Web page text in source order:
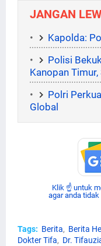
JANGAN
Kapolda:
Polisi
Kanopan
Polri
Global
Klik ☝ untuk
agar anda
Tags: Berita Berita
Dokter Tifa
Dr.